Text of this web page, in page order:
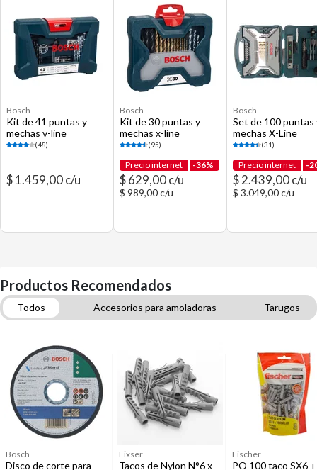
Bosch
Kit de 41 puntas y
mechas v-line
(48)
$ 1.459,00 c/u
Bosch
Kit de 30 puntas y
mechas x-line
(95)
Precio internet -36%
$ 629,00 c/u
$ 989,00 c/u
Bosch
Set de 100 puntas
mechas X-Line
(31)
Precio internet -
$ 2.439,00 c/u
$ 3.049,00 c/u
Productos Recomendados
Todos Accesorios para amoladoras
Tarugos
Herramientas de medición y trazado
Herramientas manuales
Cajas de herramientas y organizadores
Herramientas y maquinarias
Taladros y atornilladores eléctricos e inalámbricos
Bosch
Disco de corte para
Fixser
Tacos de Nylon N°6 x
Fischer
PO 100 taco SX6 +